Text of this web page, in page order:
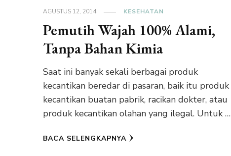
AGUSTUS 12, 2014 KESEHATAN
Pemutih Wajah 100% Alami,
Tanpa Bahan Kimia
Saat ini banyak sekali berbagai produk
kecantikan beredar di pasaran, baik itu produk
kecantikan buatan pabrik, racikan dokter, atau
produk kecantikan olahan yang ilegal. Untuk …
BACA SELENGKAPNYA